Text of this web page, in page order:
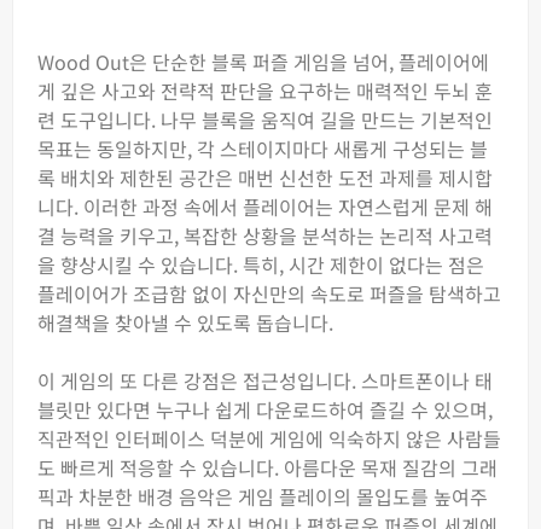
Wood Out은 단순한 블록 퍼즐 게임을 넘어, 플레이어에
게 깊은 사고와 전략적 판단을 요구하는 매력적인 두뇌 훈
련 도구입니다. 나무 블록을 움직여 길을 만드는 기본적인
목표는 동일하지만, 각 스테이지마다 새롭게 구성되는 블
록 배치와 제한된 공간은 매번 신선한 도전 과제를 제시합
니다. 이러한 과정 속에서 플레이어는 자연스럽게 문제 해
결 능력을 키우고, 복잡한 상황을 분석하는 논리적 사고력
을 향상시킬 수 있습니다. 특히, 시간 제한이 없다는 점은
플레이어가 조급함 없이 자신만의 속도로 퍼즐을 탐색하고
해결책을 찾아낼 수 있도록 돕습니다.
이 게임의 또 다른 강점은 접근성입니다. 스마트폰이나 태
블릿만 있다면 누구나 쉽게 다운로드하여 즐길 수 있으며,
직관적인 인터페이스 덕분에 게임에 익숙하지 않은 사람들
도 빠르게 적응할 수 있습니다. 아름다운 목재 질감의 그래
픽과 차분한 배경 음악은 게임 플레이의 몰입도를 높여주